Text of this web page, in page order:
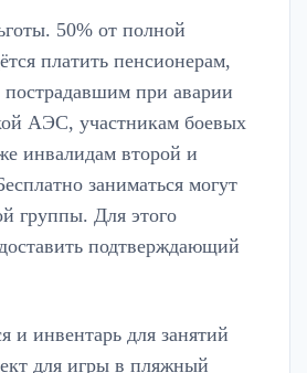
50% от полной
платить пенсионерам,
при аварии
АЭС, участникам боевых
инвалидам второй и
заниматься могут
группы. Для этого
подтверждающий
и инвентарь для занятий
для игры в пляжный